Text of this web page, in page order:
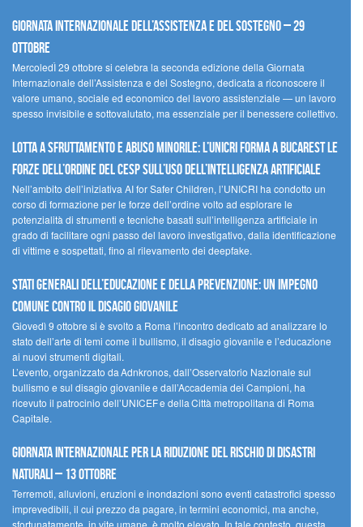
Giornata internazionale dell’assistenza e del sostegno – 29
ottobre
MercoledÌ 29 ottobre si celebra la seconda edizione della Giornata
Internazionale dell’Assistenza e del Sostegno, dedicata a riconoscere il
valore umano, sociale ed economico del lavoro assistenziale — un lavoro
spesso invisibile e sottovalutato, ma essenziale per il benessere collettivo.
Lotta a sfruttamento e abuso minorile: l’UNICRI forma a Bucarest le
forze dell’ordine del CESP sull’uso dell’Intelligenza Artificiale
Nell’ambito dell’iniziativa AI for Safer Children, l’UNICRI ha condotto un
corso di formazione per le forze dell’ordine volto ad esplorare le
potenzialità di strumenti e tecniche basati sull’intelligenza artificiale in
grado di facilitare ogni passo del lavoro investigativo, dalla identificazione
di vittime e sospettati, fino al rilevamento dei deepfake.
Stati Generali dell’Educazione e della Prevenzione: un impegno
comune contro il disagio giovanile
Giovedì 9 ottobre si è svolto a Roma l’incontro dedicato ad analizzare lo
stato dell’arte di temi come il bullismo, il disagio giovanile e l’educazione
ai nuovi strumenti digitali.
L’evento, organizzato da Adnkronos, dall’Osservatorio Nazionale sul
bullismo e sul disagio giovanile e dall’Accademia dei Campioni, ha
ricevuto il patrocinio dell’UNICEF e della Città metropolitana di Roma
Capitale.
Giornata internazionale per la riduzione del rischio di disastri
naturali – 13 ottobre
Terremoti, alluvioni, eruzioni e inondazioni sono eventi catastrofici spesso
imprevedibili, il cui prezzo da pagare, in termini economici, ma anche,